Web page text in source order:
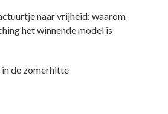
naar vrijheid: waarom
het winnende model is
de zomerhitte